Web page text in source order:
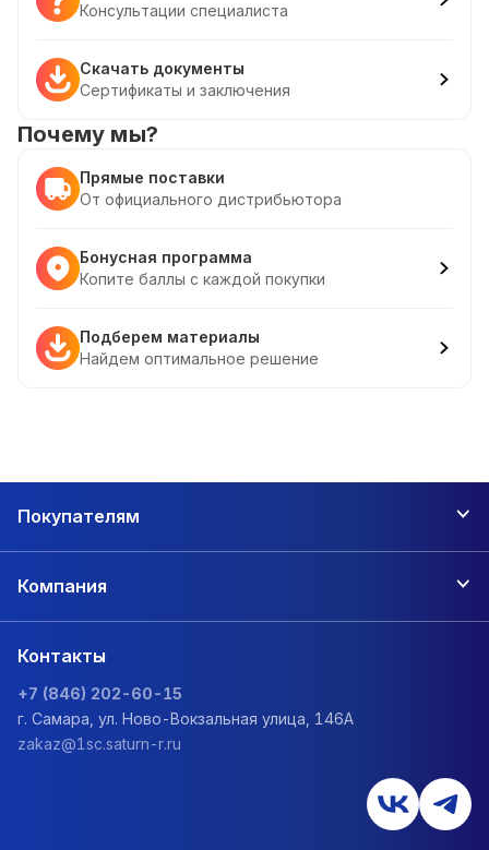
Консультации специалиста
Скачать документы
Сертификаты и заключения
Почему мы?
Прямые поставки
От официального дистрибьютора
Бонусная программа
Копите баллы с каждой покупки
Подберем материалы
Найдем оптимальное решение
Покупателям
Компания
Контакты
+7 (846) 202-60-15
г. Самара, ул. Ново-Вокзальная улица, 146А
zakaz@1sc.saturn-r.ru